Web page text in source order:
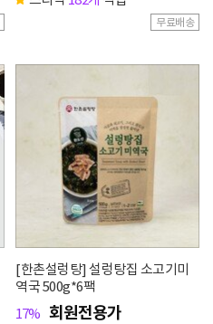
무료배송
[한촌설렁탕] 설렁탕집 소고기미
역국 500g*6팩
17% 회원전용가